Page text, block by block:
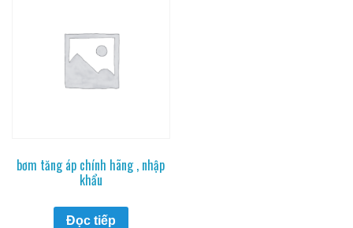
bơm tăng áp chính hãng , nhập
khẩu
Đọc tiếp